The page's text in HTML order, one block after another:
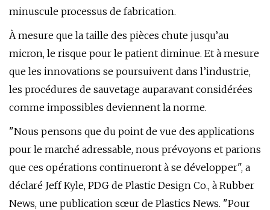
minuscule processus de fabrication.
À mesure que la taille des pièces chute jusqu’au
micron, le risque pour le patient diminue. Et à mesure
que les innovations se poursuivent dans l’industrie,
les procédures de sauvetage auparavant considérées
comme impossibles deviennent la norme.
"Nous pensons que du point de vue des applications
pour le marché adressable, nous prévoyons et parions
que ces opérations continueront à se développer", a
déclaré Jeff Kyle, PDG de Plastic Design Co., à Rubber
News, une publication sœur de Plastics News. "Pour